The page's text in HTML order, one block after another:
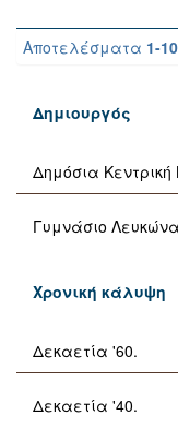
Αποτελέσματα 1-10
Δημιουργός
Δημόσια Κεντρική
Γυμνάσιο
Χρονική κάλυψη
Δεκαετία '60.
Δεκαετία '40.